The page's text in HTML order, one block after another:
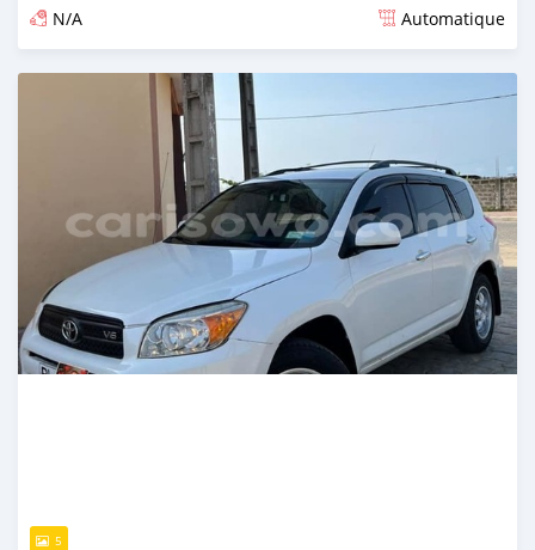
N/A Automatique
Publié il y a environ 4 ans
5